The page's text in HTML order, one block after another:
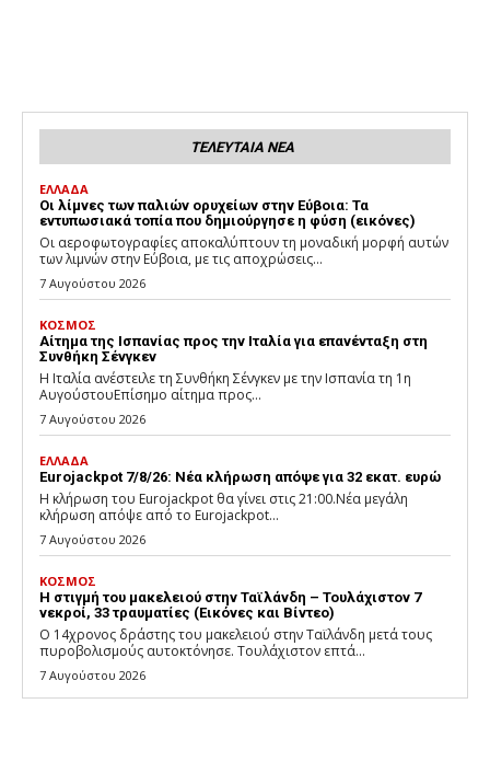
ΤΕΛΕΥΤΑΙΑ ΝΕΑ
ΕΛΛΑΔΑ
Οι λίμνες των παλιών ορυχείων στην Εύβοια: Τα
εντυπωσιακά τοπία που δημιούργησε η φύση (εικόνες)
Οι αεροφωτογραφίες αποκαλύπτουν τη μοναδική μορφή αυτών
των λιμνών στην Εύβοια, με τις αποχρώσεις...
7 Αυγούστου 2026
ΚΟΣΜΟΣ
Αίτημα της Ισπανίας προς την Ιταλία για επανένταξη στη
Συνθήκη Σένγκεν
Η Ιταλία ανέστειλε τη Συνθήκη Σένγκεν με την Ισπανία τη 1η
ΑυγούστουΕπίσημο αίτημα προς...
7 Αυγούστου 2026
ΕΛΛΑΔΑ
Eurojackpot 7/8/26: Νέα κλήρωση απόψε για 32 εκατ. ευρώ
Η κλήρωση του Eurojackpot θα γίνει στις 21:00.Νέα μεγάλη
κλήρωση απόψε από το Eurojackpot...
7 Αυγούστου 2026
ΚΟΣΜΟΣ
Η στιγμή του μακελειού στην Ταϊλάνδη – Τουλάχιστον 7
νεκροί, 33 τραυματίες (Εικόνες και Βίντεο)
Ο 14χρονος δράστης του μακελειού στην Ταϊλάνδη μετά τους
πυροβολισμούς αυτοκτόνησε. Τουλάχιστον επτά...
7 Αυγούστου 2026